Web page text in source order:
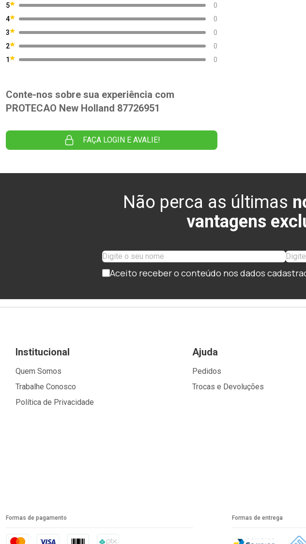
5
0
4
0
3
0
2
0
1
0
Conte-nos sobre sua experiência com
PROTECAO New Holland 87726951
FAÇA LOGIN E AVALIE!
Não perca as últimas
vantagens
Aceito receber o conteúdo nos dados
Institucional
Quem Somos
Trabalhe Conosco
Política de Privacidade
Ajuda
Pedidos
Trocas e Devoluções
Formas de pagamento Formas de entrega